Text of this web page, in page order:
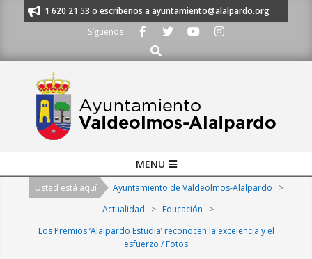
al 91 620 21 53 o escríbenos a ayuntamiento@alalpardo.org
Síguenos
Buscar
Navigation
MENU
Usted está aquí Ayuntamiento de Valdeolmos-Alalpardo
>
Actualidad
> Educación
>
Los Premios ‘Alalpardo Estudia’ reconocen la excelencia y el
esfuerzo / Fotos